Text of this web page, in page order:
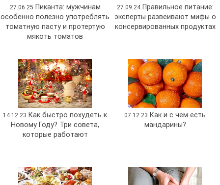
27.06.25 Пиканта: мужчинам
особенно полезно употреблять
томатную пасту и протертую
мякоть томатов
27.09.24Правильное питание:
эксперты развеивают мифы о
консервированных продуктах
14.12.23 Как быстро похудеть к
Новому Году? Три совета,
которые работают
07.12.23 Как и с чем есть
мандарины?